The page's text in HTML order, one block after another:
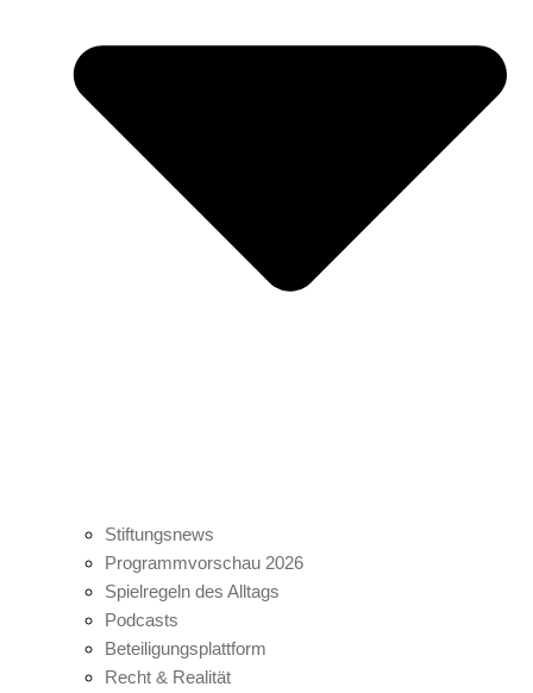
Stiftungsnews
Programmvorschau 2026
Spielregeln des Alltags
Podcasts
Beteiligungsplattform
Recht & Realität